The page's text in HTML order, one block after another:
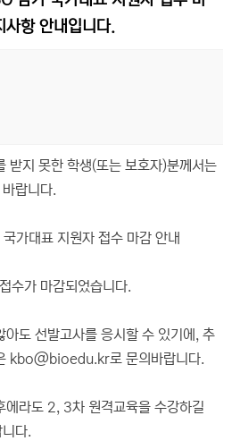
사항 안내입니다.
받지 못한 학생(또는 보호자)분께서는
랍니다.
가대표 지원자 접수 마감 안내
수가 마감되었습니다.
아도 선발고사를 응시할 수 있기에, 추
kbo@bioedu.kr로 문의바랍니다.
에라도 2, 3차 원격교육을 수강하길
다.